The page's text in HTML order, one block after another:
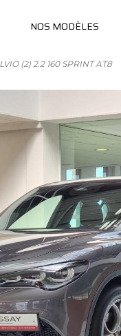
NOS MODÈLES
(2) 2.2 160 SPRINT AT8